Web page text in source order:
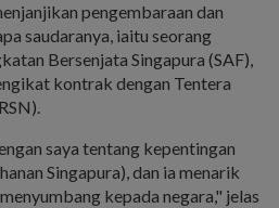
pengembaraan dan
saudaranya, iaitu seorang
Bersenjata Singapura (SAF),
kontrak dengan Tentera
saya tentang kepentingan
Singapura), dan ia menarik
kepada negara," jelas